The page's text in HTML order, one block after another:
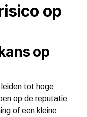
op
op
leiden tot hoge
op de reputatie
of een kleine